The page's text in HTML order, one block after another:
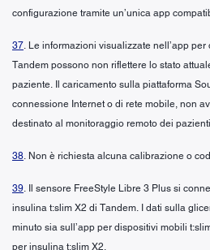
configurazione tramite un’unica app
37. Le informazioni visualizzate nell’app
Tandem possono non riflettere lo stato
paziente. Il caricamento sulla piattaforma
connessione Internet o di rete mobile, non
destinato al monitoraggio remoto dei
38. Non è richiesta alcuna calibrazione o
39. Il sensore FreeStyle Libre 3 Plus si
insulina t:slim X2 di Tandem. I dati sulla
minuto sia sull’app per dispositivi mobili
per insulina t:slim X2.